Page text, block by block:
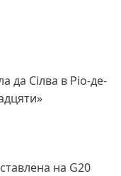
да Сілва в Ріо-де-
на G20